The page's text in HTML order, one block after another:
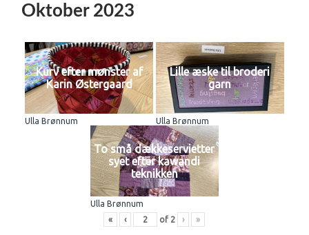
Oktober 2023
Kurv efter mønster af
Karin Østergaard
Ulla Brønnum
Lille æske til broderi
garn
Ulla Brønnum
To små dækkeservietter
syet efter kawandi
teknikken
Ulla Brønnum
«
‹ of 2 › »